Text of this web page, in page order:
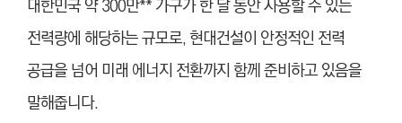
대한민국 약 300만** 가구가 한 달 동안 사용할 수 있는
전력량에 해당하는 규모로, 현대건설이 안정적인 전력
공급을 넘어 미래 에너지 전환까지 함께 준비하고 있음을
말해줍니다.